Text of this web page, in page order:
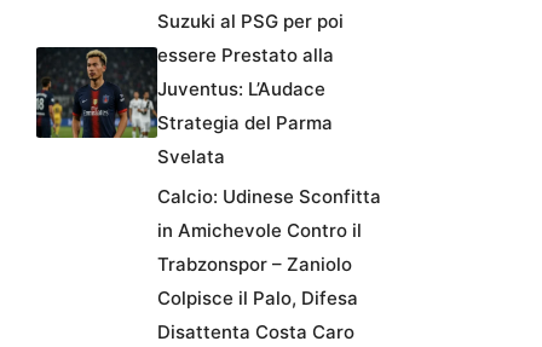
Suzuki al PSG per poi
essere Prestato alla
Juventus: L’Audace
Strategia del Parma
Svelata
Calcio: Udinese Sconfitta
in Amichevole Contro il
Trabzonspor – Zaniolo
Colpisce il Palo, Difesa
Disattenta Costa Caro